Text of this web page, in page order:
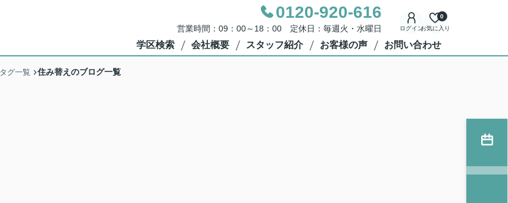
0120-920-616
営業時間：09：00～18：00 定休日：毎週火・水曜日 ログインお気に入り
0
学区検索 会社概要 スタッフ紹介 お客様の声 お問い合わせ
タグ一覧 住み替えのブログ一覧